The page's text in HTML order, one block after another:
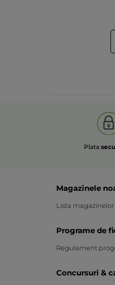
Plata
Magazinele
Lista magazinelor
Programe de
Regulament
Concursuri &